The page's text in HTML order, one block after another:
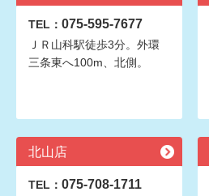
TEL： 075-595-7677
ＪＲ山科駅徒歩3分。外環
三条東へ100m、北側。
北山店
TEL： 075-708-1711